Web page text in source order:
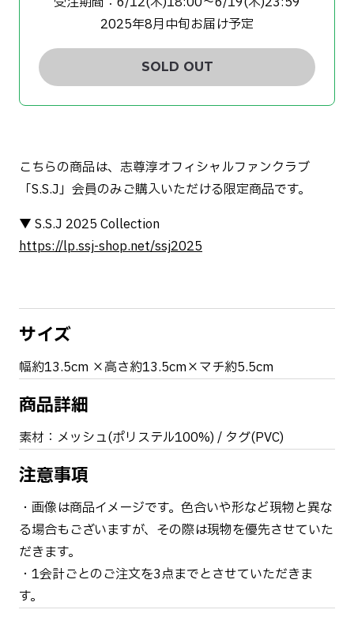
2025年8月中旬お届け予定
SOLD OUT
こちらの商品は、志尊淳オフィシャルファンクラブ
「S.S.J」会員のみご購入いただける限定商品です。
▼ S.S.J 2025 Collection
https://lp.ssj-shop.net/ssj2025
サイズ
幅約13.5cm ×高さ約13.5cm×マチ約5.5cm
商品詳細
素材：メッシュ(ポリステル100%) / タグ(PVC)
注意事項
・画像は商品イメージです。色合いや形など現物と異な
る場合もございますが、その際は現物を優先させていた
だきます。
・1会計ごとのご注文を3点までとさせていただきま
す。